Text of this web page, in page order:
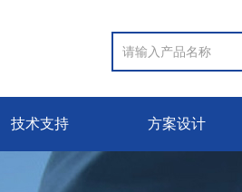
技术支持 方案设计